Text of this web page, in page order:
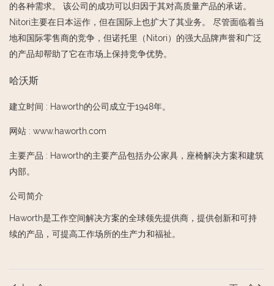
的各种需求。 该公司的成功可以归因于其对高质量产品的承诺。
Nitori主要在日本运作，但在国际上也扩大了其业务。 尽管面临着当
地和国际零售商的竞争，但诺托里（Nitori）的强大品牌声誉和广泛
的产品却帮助了它在市场上保持竞争优势。
哈沃斯
建立时间 : Haworth的公司成立于1948年。
网站 : www.haworth.com
主要产品 : Haworth的主要产品包括办公家具，座椅解决方案和建筑
内部。
公司简介
Haworth是工作空间解决方案的全球领先提供商，提供创新和可持
续的产品，可提高工作场所的生产力和福祉。